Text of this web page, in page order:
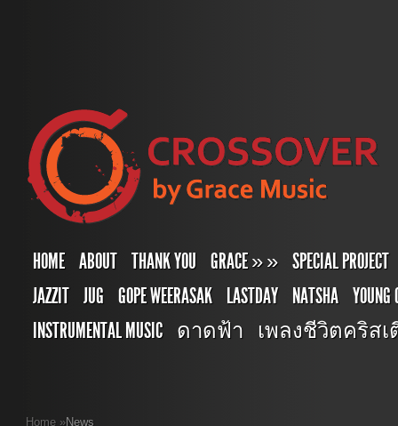
HOME ABOUT THANK YOU GRACE»» SPECIAL PROJECT
JAZZIT JUG GOPE WEERASAK LASTDAY NATSHA YOUNG
INSTRUMENTAL MUSIC ดาดฟ้า เพลงชีวิตคริสเตียน
Home »News